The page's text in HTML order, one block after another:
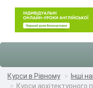
Курси в Рівному
Інші
Курси архітектурного